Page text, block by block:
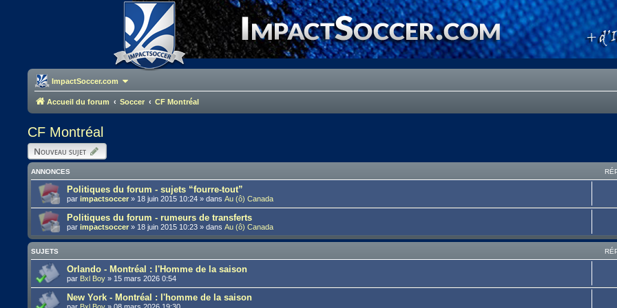
ImpactSoccer.com
Accueil du forum Soccer CF Montréal
CF Montréal
Nouveau sujet
ANNONCES
Politiques du forum - sujets “fourre-tout”
parimpactsoccer » 18 juin 2015 10:24 » dansAu (ô) Canada
Politiques du forum - rumeurs de transferts
parimpactsoccer » 18 juin 2015 10:23 » dansAu (ô) Canada
SUJETS
Orlando - Montréal : l'Homme de la saison
par Bxl Boy » 15 mars 2026 0:54
New York - Montréal : l'homme de la saison